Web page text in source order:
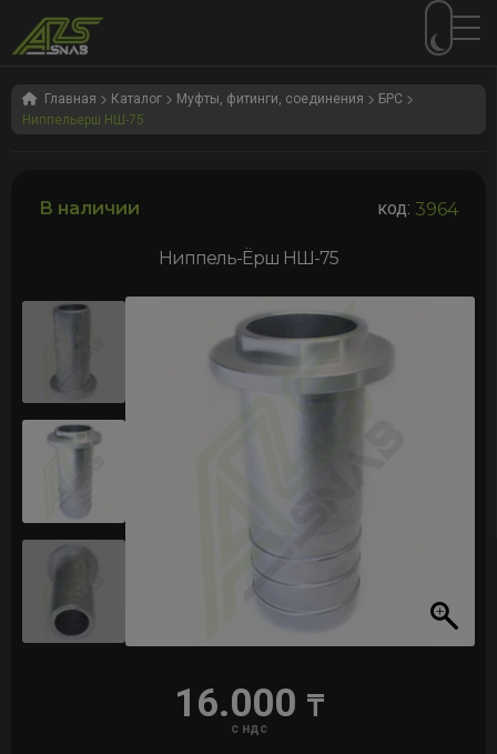
Перейти
навигации
Перейти
содержимому
Главная Каталог Муфты, фитинги, соединения
БРС
Ниппельерш НШ-75
В наличии код: 3964
Ниппель-Ёрш НШ-75
16.000 ₸
с ндс